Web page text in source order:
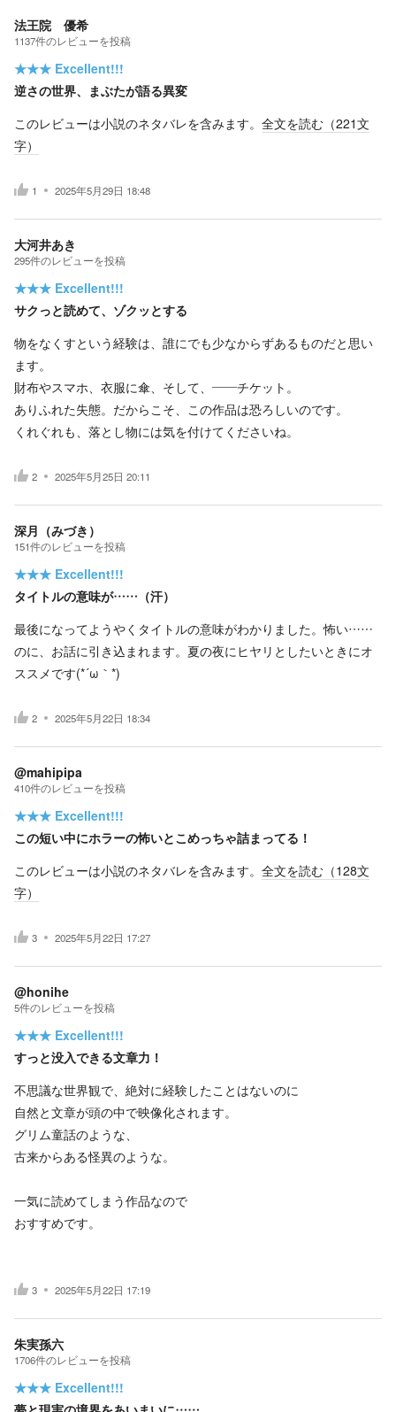
法王院 優希
1137件のレビューを投稿
★★★ Excellent!!!
逆さの世界、まぶたが語る異変
このレビューは小説のネタバレを含みます。 全文を読む（221文
字）
1 2025年5月29日 18:48
大河井あき
295件のレビューを投稿
★★★ Excellent!!!
サクっと読めて、ゾクッとする
物をなくすという経験は、誰にでも少なからずあるものだと思い
ます。
財布やスマホ、衣服に傘、そして、――チケット。
ありふれた失態。だからこそ、この作品は恐ろしいのです。
くれぐれも、落とし物には気を付けてくださいね。
2 2025年5月25日 20:11
深月（みづき）
151件のレビューを投稿
★★★ Excellent!!!
タイトルの意味が……（汗）
最後になってようやくタイトルの意味がわかりました。怖い……
のに、お話に引き込まれます。夏の夜にヒヤリとしたいときにオ
ススメです(*´ω｀*)
2 2025年5月22日 18:34
@mahipipa
410件のレビューを投稿
★★★ Excellent!!!
この短い中にホラーの怖いとこめっちゃ詰まってる！
このレビューは小説のネタバレを含みます。 全文を読む（128文
字）
3 2025年5月22日 17:27
@honihe
5件のレビューを投稿
★★★ Excellent!!!
すっと没入できる文章力！
不思議な世界観で、絶対に経験したことはないのに
自然と文章が頭の中で映像化されます。
グリム童話のような、
古来からある怪異のような。
一気に読めてしまう作品なので
おすすめです。
3 2025年5月22日 17:19
朱実孫六
1706件のレビューを投稿
★★★ Excellent!!!